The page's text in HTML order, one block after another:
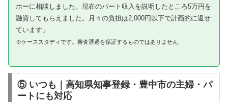
ホーに相談しました。現在のパート収入を説明したところ5万円を
融資してもらえました。月々の負担は2,000円以下で計画的に返せ
ています」
※ケーススタディです。審査通過を保証するものではありません
⑤ いつも｜高知県知事登録・豊中市の主婦・パ
ートにも対応